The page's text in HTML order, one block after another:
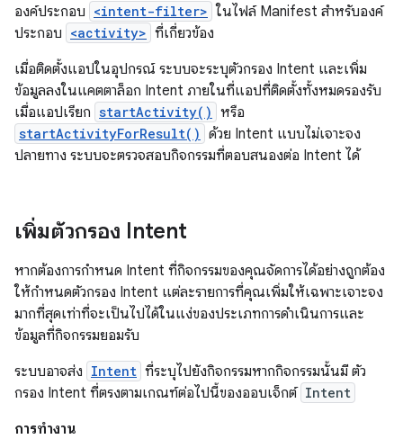
องค์ประกอบ <intent-filter> ในไฟล์ Manifest สำหรับองค์
ประกอบ <activity> ที่เกี่ยวข้อง
เมื่อติดตั้งแอปในอุปกรณ์ ระบบจะระบุตัวกรอง Intent และเพิ่ม
ข้อมูลลงในแคตตาล็อก Intent ภายในที่แอปที่ติดตั้งทั้งหมดรองรับ
เมื่อแอปเรียก startActivity() หรือ
startActivityForResult() ด้วย Intent แบบไม่เจาะจง
ปลายทาง ระบบจะตรวจสอบกิจกรรมที่ตอบสนองต่อ Intent ได้
เพิ่มตัวกรอง Intent
หากต้องการกำหนด Intent ที่กิจกรรมของคุณจัดการได้อย่างถูกต้อง
ให้กำหนดตัวกรอง Intent แต่ละรายการที่คุณเพิ่มให้เฉพาะเจาะจง
มากที่สุดเท่าที่จะเป็นไปได้ในแง่ของประเภทการดำเนินการและ
ข้อมูลที่กิจกรรมยอมรับ
ระบบอาจส่ง Intent ที่ระบุไปยังกิจกรรมหากกิจกรรมนั้นมี ตัว
กรอง Intent ที่ตรงตามเกณฑ์ต่อไปนี้ของออบเจ็กต์ Intent
การทำงาน